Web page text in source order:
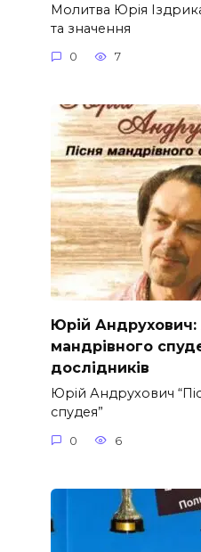
Молитва Юрія
та значення
0 7
Юрій Андрухович:
мандрівного
дослідників
Юрій Андрухович
спудея”
0 6